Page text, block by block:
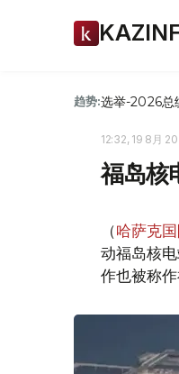
趋势:选举-2026总
12:32, 19 8月
福岛核
（哈萨克
动福岛核
作也被称作